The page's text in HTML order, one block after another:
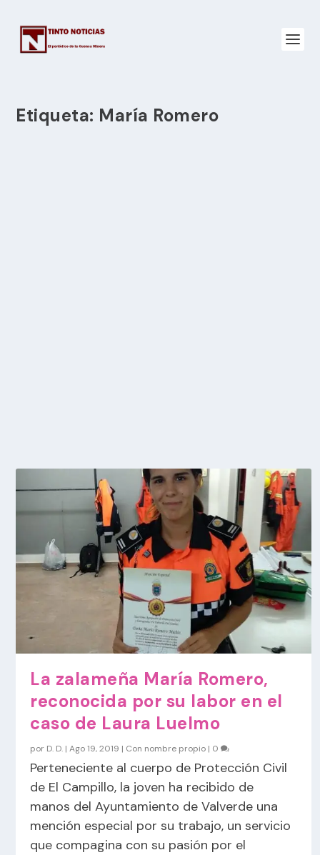
Etiqueta: María Romero
La zalameña María Romero,
reconocida por su labor en el
caso de Laura Luelmo
por D. D. |Ago 19, 2019 | Con nombre propio | 0
Perteneciente al cuerpo de Protección Civil
de El Campillo, la joven ha recibido de
manos del Ayuntamiento de Valverde una
mención especial por su trabajo, un servicio
que compagina con su pasión por el